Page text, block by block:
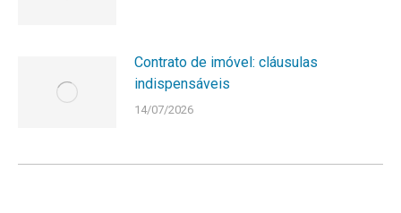
Contrato de imóvel: cláusulas
indispensáveis
14/07/2026